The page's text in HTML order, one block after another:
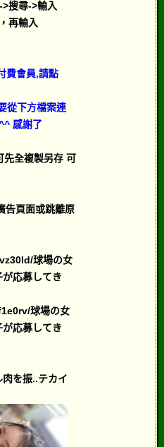
搜尋->輸入
再輸入
費會員,請點
下方檔案連
感謝了
全複製另存 可
告頁面或跳離原
球場の女
応募してき
球場の女
応募してき
を振..テカイ